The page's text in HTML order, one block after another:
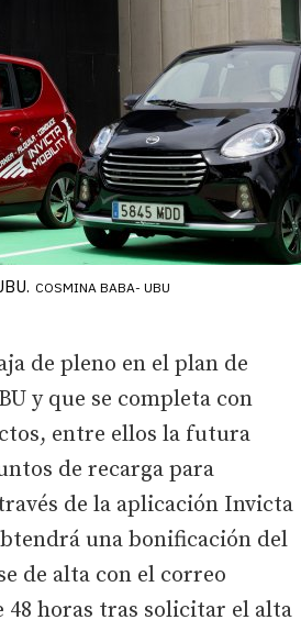
COSMINA BABA- UBU
de pleno en el plan de
y que se completa con
entre ellos la futura
de recarga para
de la aplicación Invicta
una bonificación del
de alta con el correo
48 horas tras solicitar el alta